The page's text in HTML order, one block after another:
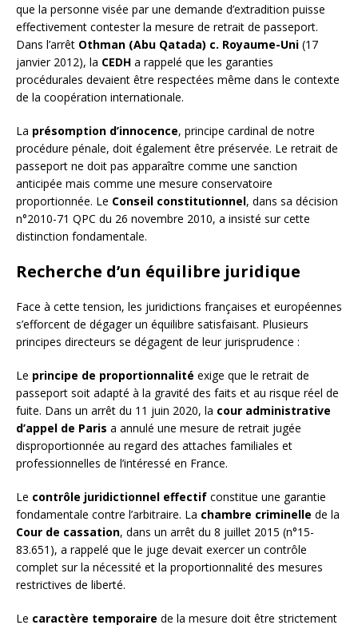
que la personne visée par une demande d’extradition puisse
effectivement contester la mesure de retrait de passeport.
Dans l’arrêt Othman (Abu Qatada) c. Royaume-Uni (17
janvier 2012), la CEDH a rappelé que les garanties
procédurales devaient être respectées même dans le contexte
de la coopération internationale.
La présomption d’innocence, principe cardinal de notre
procédure pénale, doit également être préservée. Le retrait de
passeport ne doit pas apparaître comme une sanction
anticipée mais comme une mesure conservatoire
proportionnée. Le Conseil constitutionnel, dans sa décision
n°2010-71 QPC du 26 novembre 2010, a insisté sur cette
distinction fondamentale.
Recherche d’un équilibre juridique
Face à cette tension, les juridictions françaises et européennes
s’efforcent de dégager un équilibre satisfaisant. Plusieurs
principes directeurs se dégagent de leur jurisprudence :
Le principe de proportionnalité exige que le retrait de
passeport soit adapté à la gravité des faits et au risque réel de
fuite. Dans un arrêt du 11 juin 2020, la cour administrative
d’appel de Paris a annulé une mesure de retrait jugée
disproportionnée au regard des attaches familiales et
professionnelles de l’intéressé en France.
Le contrôle juridictionnel effectif constitue une garantie
fondamentale contre l’arbitraire. La chambre criminelle de la
Cour de cassation, dans un arrêt du 8 juillet 2015 (n°15-
83.651), a rappelé que le juge devait exercer un contrôle
complet sur la nécessité et la proportionnalité des mesures
restrictives de liberté.
Le caractère temporaire de la mesure doit être strictement